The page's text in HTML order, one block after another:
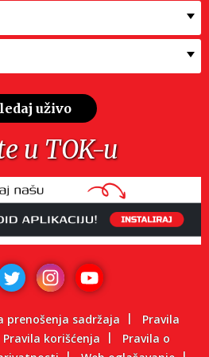
uživo
u TOK-u
prenošenja sadržaja
Pravila
Pravila korišćenja
Pravila o